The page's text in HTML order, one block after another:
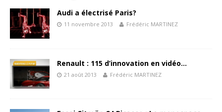
Audi a électrisé Paris?
11 novembre 2013 Frédéric MARTINEZ
Renault : 115 d’innovation en vidéo…
21 août 2013 Frédéric MARTINEZ